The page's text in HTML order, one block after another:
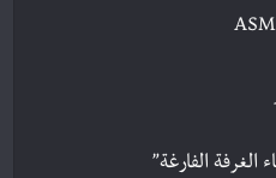
الغرفة الفارغة”